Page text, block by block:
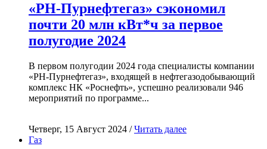
«РН-Пурнефтегаз» сэкономил
почти 20 млн кВт*ч за первое
полугодие 2024
В первом полугодии 2024 года специалисты компании
«РН-Пурнефтегаз», входящей в нефтегазодобывающий
комплекс НК «Роснефть», успешно реализовали 946
мероприятий по программе...
Четверг, 15 Август 2024 /Читать далее
Газ